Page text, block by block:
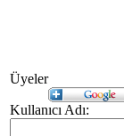
Üyeler
Kullanıcı Adı: